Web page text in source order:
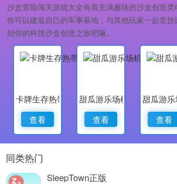
沙盒冒险闯关游戏大全有着充满趣味的沙盒创造类
你可以建造自己的军事基地，与其他玩家一起竞
始你的科技沙盒创造之旅吧嘛。
卡牌生存热带岛屿
查看
甜瓜游乐场机器人模组版
查看
甜瓜游
查看
同类热门
SleepTown正版